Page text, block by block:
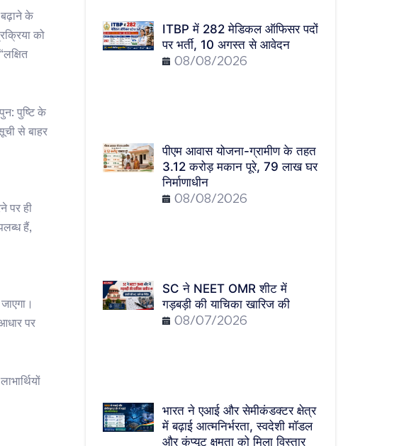
के
को
पुष्टि के
से बाहर
पर ही
हैं,
पर
ITBP में 282 मेडिकल ऑफिसर पदों
पर भर्ती, 10 अगस्त से आवेदन
08/08/2026
पीएम आवास योजना-ग्रामीण के तहत
3.12 करोड़ मकान पूरे, 79 लाख घर
निर्माणाधीन
08/08/2026
SC ने NEET OMR शीट में
गड़बड़ी की याचिका खारिज की
08/07/2026
भारत ने एआई और सेमीकंडक्टर क्षेत्र
में बढ़ाई आत्मनिर्भरता, स्वदेशी मॉडल
और कंप्यूट क्षमता को मिला विस्तार